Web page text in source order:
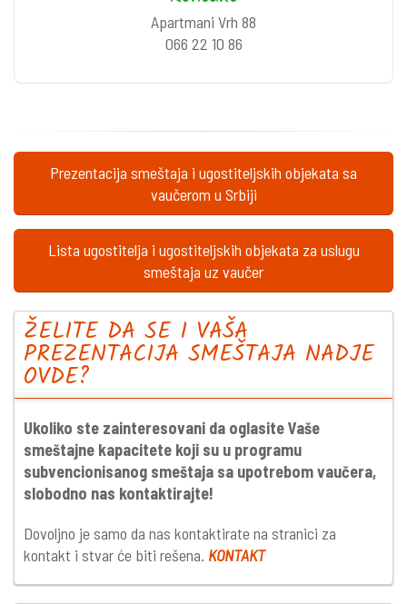
Apartmani Vrh 88
066 22 10 86
Prezentacija smeštaja i ugostiteljskih objekata sa
vaučerom u Srbiji
Lista ugostitelja i ugostiteljskih objekata za uslugu
smeštaja uz vaučer
ŽELITE DA SE I VAŠA
PREZENTACIJA SMEŠTAJA NADJE
OVDE?
Ukoliko ste zainteresovani da oglasite Vaše
smeštajne kapacitete koji su u programu
subvencionisanog smeštaja sa upotrebom vaučera,
slobodno nas kontaktirajte!
Dovoljno je samo da nas kontaktirate na stranici za
kontakt i stvar će biti rešena. KONTAKT